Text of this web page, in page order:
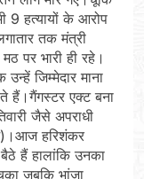
9 हत्यायों के आरोप
तक मंत्री
पर भारी ही रहे।
जिम्मेदार माना
हैं।गैंगस्टर एक्ट बना
जैसे अपराधी
हरिशंकर
हैं हालांकि उनका
जबकि भांजा